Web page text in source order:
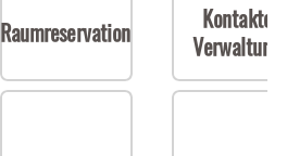
Raumreservation
Kontakte
Verwaltung